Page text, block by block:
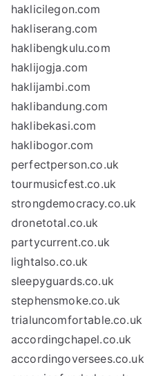
haklicilegon.com
hakliserang.com
haklibengkulu.com
haklijogja.com
haklijambi.com
haklibandung.com
haklibekasi.com
haklibogor.com
perfectperson.co.uk
tourmusicfest.co.uk
strongdemocracy.co.uk
dronetotal.co.uk
partycurrent.co.uk
lightalso.co.uk
sleepyguards.co.uk
stephensmoke.co.uk
trialuncomfortable.co.uk
accordingchapel.co.uk
accordingoversees.co.uk